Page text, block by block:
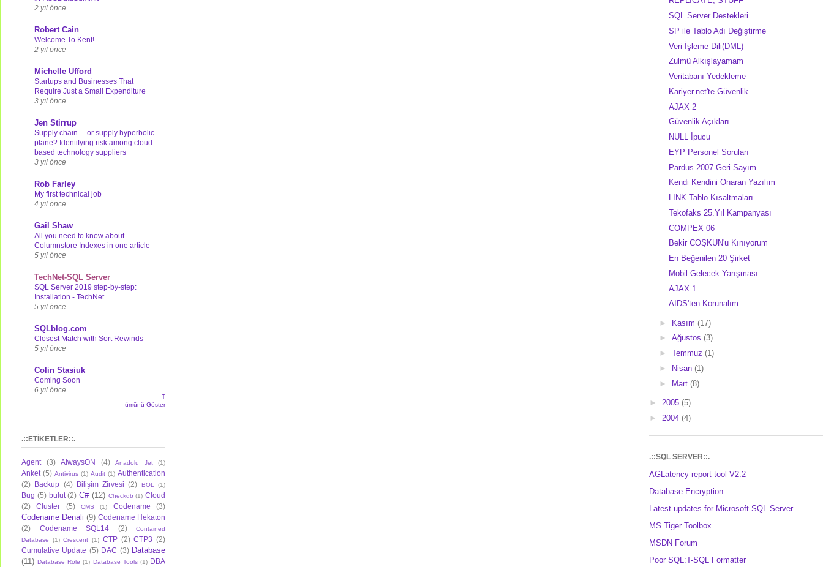
2 yıl önce
Robert Cain
Welcome To Kent!
2 yıl önce
Michelle Ufford
Startups and Businesses That
Require Just a Small Expenditure
3 yıl önce
Jen Stirrup
Supply chain… or supply hyperbolic
plane? Identifying risk among cloud-
based technology suppliers
3 yıl önce
Rob Farley
My first technical job
4 yıl önce
Gail Shaw
All you need to know about
Columnstore Indexes in one article
5 yıl önce
TechNet-SQL Server
SQL Server 2019 step-by-step:
Installation - TechNet ...
5 yıl önce
SQLblog.com
Closest Match with Sort Rewinds
5 yıl önce
Colin Stasiuk
Coming Soon
6 yıl önce
T
ümünü Göster
.::ETİKETLER::.
Agent (3) AlwaysON (4) Anadolu Jet (1)
Anket (5) Antivirus (1) Audit (1) Authentication
(2)
Backup (4) Bilişim Zirvesi (2) BOL (1)
Bug (5) bulut (2) C# (12) Checkdb (1) Cloud
(2)
Cluster (5) CMS (1) Codename (3)
Codename Denali (9) Codename Hekaton
(2)
Codename SQL14 (2)
Contained
Database
(1) Crescent (1) CTP (2) CTP3 (2)
Cumulative Update (5) DAC (3) Database
(11) Database Role (1) Database Tools (1) DBA
SQL Server Destekleri
SP ile Tablo Adı Değiştirme
Veri İşleme Dili(DML)
Zulmü Alkışlayamam
Veritabanı Yedekleme
Kariyer.net'te Güvenlik
AJAX 2
Güvenlik Açıkları
NULL İpucu
EYP Personel Soruları
Pardus 2007-Geri Sayım
Kendi Kendini Onaran Yazılım
LINK-Tablo Kısaltmaları
Tekofaks 25.Yıl Kampanyası
COMPEX 06
Bekir COŞKUN'u Kınıyorum
En Beğenilen 20 Şirket
Mobil Gelecek Yarışması
AJAX 1
AIDS'ten Korunalım
► Kasım (17)
► Ağustos (3)
► Temmuz (1)
►
Nisan (1)
► Mart (8)
► 2005 (5)
► 2004 (4)
.::SQL SERVER::.
AGLatency report tool V2.2
Database Encryption
Latest updates for Microsoft SQL Server
MS Tiger Toolbox
MSDN Forum
Poor SQL:T-SQL Formatter